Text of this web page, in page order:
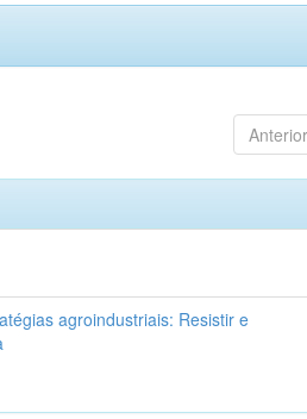
Anterior
agroindustriais: Resistir e